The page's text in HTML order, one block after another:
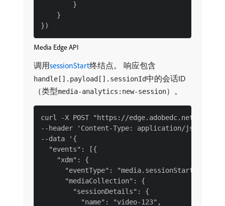
        }
    }
Media Edge API
调用sessionStart终结点。 响应包含
handle[].payload[].sessionId中的会话ID
（类型media-analytics:new-session）。
curl -X POST "https://edge.adobedc.net/ee/
--header 'Content-Type: application/json' \
--data '{
  "events": [{
    "xdm": {
      "eventType": "media.sessionStart",
      "mediaCollection": {
        "sessionDetails": {
          "name": "video-123",